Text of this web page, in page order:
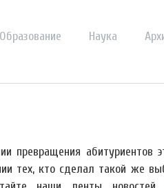
Образование Наука
превращения абитуриентов
тех, кто сделал такой же